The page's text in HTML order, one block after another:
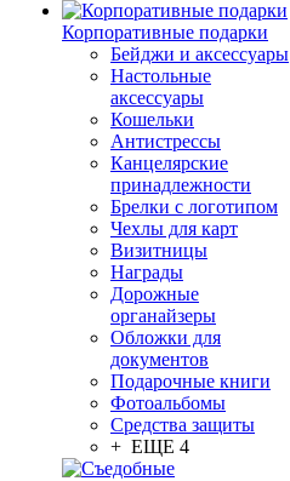
Корпоративные подарки
Бейджи и аксессуары
Настольные
аксессуары
Кошельки
Антистрессы
Канцелярские
принадлежности
Брелки с логотипом
Чехлы для карт
Визитницы
Награды
Дорожные
органайзеры
Обложки для
документов
Подарочные книги
Фотоальбомы
Средства защиты
+ ЕЩЕ 4